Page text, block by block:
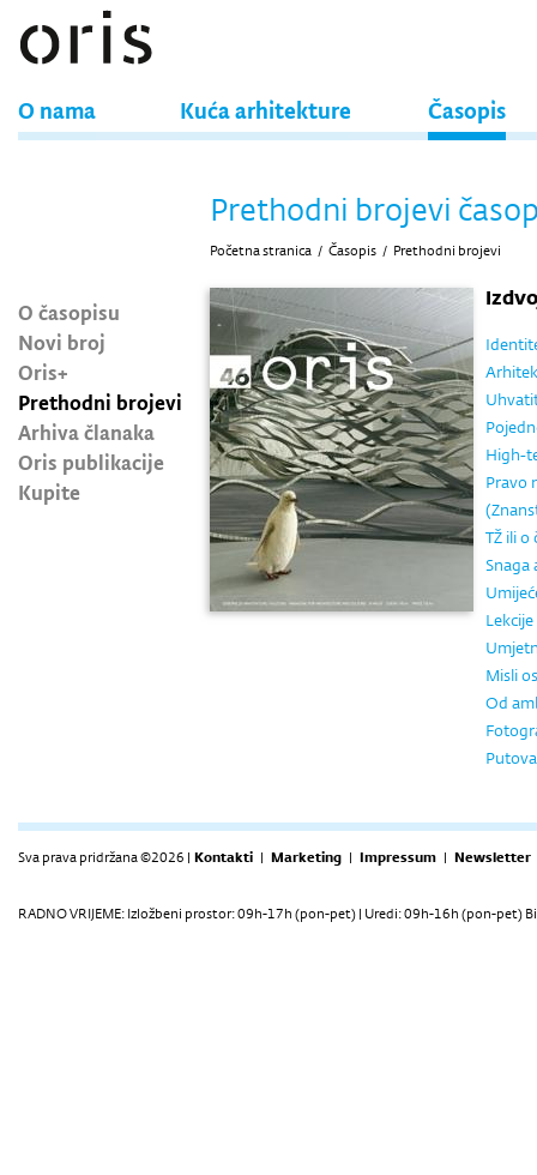
O nama Kuća arhitekture Časopis
O časopisu
Novi broj
Oris+
Prethodni brojevi
Arhiva članaka
Oris publikacije
Kupite
Prethodni brojevi
Početna stranica / Časopis / Prethodni brojevi
High-
Pravo
TŽ ili o
Snaga
Misli
Od
Sva prava pridržana ©2026 | Kontakti | Marketing | Impressum | Newsletter
RADNO VRIJEME: Izložbeni prostor: 09h-17h (pon-pet) | Uredi: 09h-16h (pon-pet)